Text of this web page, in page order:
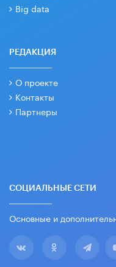
Big data
РЕДАКЦИЯ
О проекте
Контакты
Партнеры
СОЦИАЛЬНЫЕ СЕТИ
Основные и